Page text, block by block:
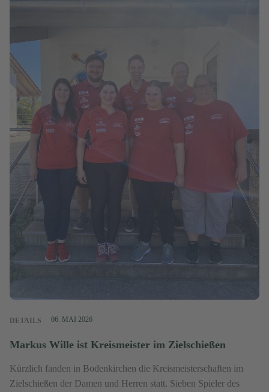
DETAILS 06. MAI 2026
Markus Wille ist Kreismeister im Zielschießen
Kürzlich fanden in Bodenkirchen die Kreismeisterschaften im
Zielschießen der Damen und Herren statt. Sieben Spieler des